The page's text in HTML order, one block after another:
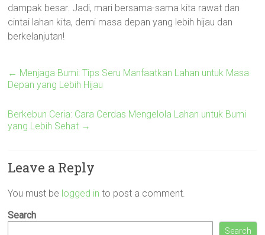
dampak besar. Jadi, mari bersama-sama kita rawat dan
cintai lahan kita, demi masa depan yang lebih hijau dan
berkelanjutan!
← Menjaga Bumi: Tips Seru Manfaatkan Lahan untuk Masa
Depan yang Lebih Hijau
Berkebun Ceria: Cara Cerdas Mengelola Lahan untuk Bumi
yang Lebih Sehat →
Leave a Reply
You must be logged in to post a comment.
Search
Search